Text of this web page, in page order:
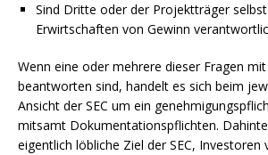
Sind Dritte oder der Projektträger
Erwirtschaften von Gewinn
Wenn eine oder mehrere dieser Fragen mit
beantworten sind, handelt es sich beim
Ansicht der SEC um ein
mitsamt Dokumentationspflichten.
eigentlich löbliche Ziel der SEC, Investoren